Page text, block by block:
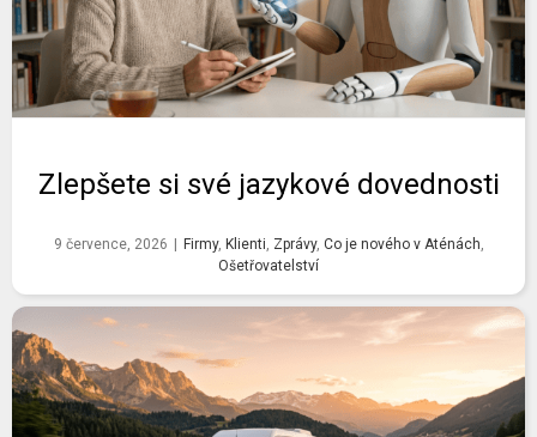
Zlepšete si své jazykové dovednosti
9 července, 2026 Firmy, Klienti, Zprávy, Co je nového v Aténách,
Ošetřovatelství